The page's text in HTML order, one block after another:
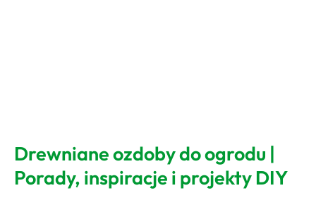
Drewniane ozdoby do ogrodu |
Porady, inspiracje i projekty DIY